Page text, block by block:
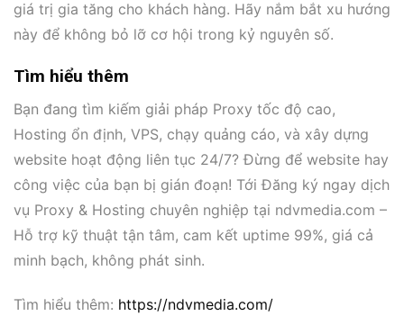
giá trị gia tăng cho khách hàng. Hãy nắm bắt xu hướng
này để không bỏ lỡ cơ hội trong kỷ nguyên số.
Tìm hiểu thêm
Bạn đang tìm kiếm giải pháp Proxy tốc độ cao,
Hosting ổn định, VPS, chạy quảng cáo, và xây dựng
website hoạt động liên tục 24/7? Đừng để website hay
công việc của bạn bị gián đoạn! Tới Đăng ký ngay dịch
vụ Proxy & Hosting chuyên nghiệp tại ndvmedia.com –
Hỗ trợ kỹ thuật tận tâm, cam kết uptime 99%, giá cả
minh bạch, không phát sinh.
Tìm hiểu thêm: https://ndvmedia.com/